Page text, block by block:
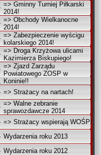
=> Gminny Turniej Piłkarski
2014!
=> Obchody Wielkanocne
2014!
=> Zabezpieczenie wyścigu
kolarskiego 2014!
=> Droga Krzyżowa ulicami
Kazimierza Biskupiego!
=> Zjazd Zarządu
Powiatowego ZOSP w
Koninie!!
=> Strażacy na nartach!
=> Walne zebranie
sprawozdawcze 2014
=> Strażacy wspierają WOŚP!
Wydarzenia roku 2013
Wydarzenia roku 2012